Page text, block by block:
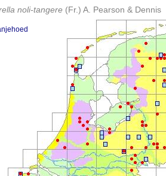
noli-tangere (Fr.) A. Pearson & Dennis